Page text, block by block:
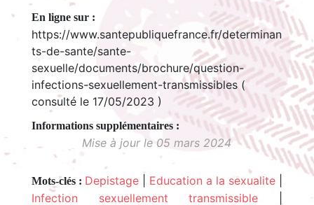
En ligne sur :
https://www.santepubliquefrance.fr/determinan
ts-de-sante/sante-
sexuelle/documents/brochure/question-
infections-sexuellement-transmissibles (
consulté le 17/05/2023 )
Mise à jour le 05 mars 2024
Mots-clés : Depistage| Education a la sexualite
Infection sexuellement transmissible